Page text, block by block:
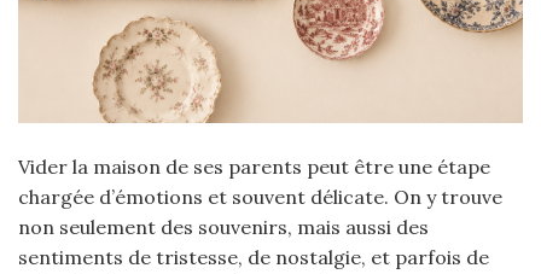
Vider la maison de ses parents peut être une étape
chargée d’émotions et souvent délicate. On y trouve
non seulement des souvenirs, mais aussi des
sentiments de tristesse, de nostalgie, et parfois de